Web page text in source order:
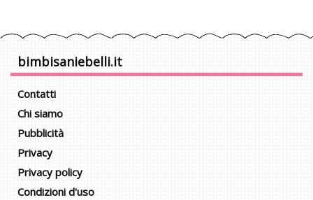
bimbisaniebelli.it
Contatti
Chi siamo
Pubblicità
Privacy
Privacy policy
Condizioni d'uso